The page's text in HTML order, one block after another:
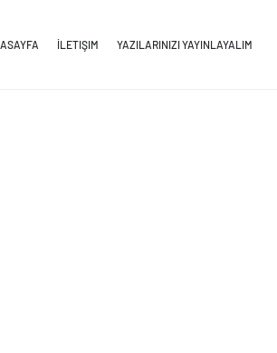
İLETIŞIM YAZILARINIZI YAYINLAYALIM